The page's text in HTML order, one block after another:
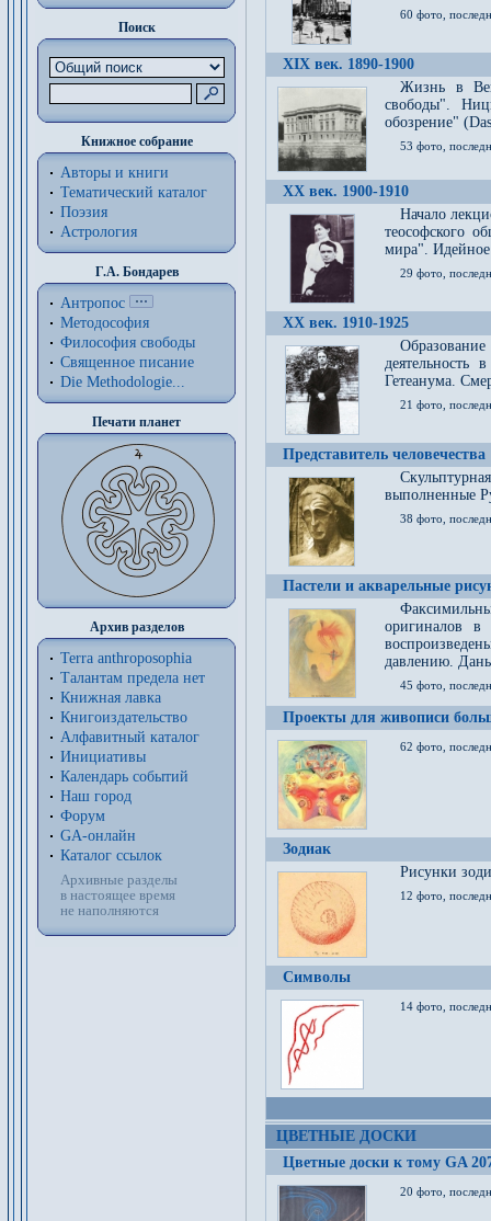
Поиск
Книжное собрание
Авторы и книги
Тематический каталог
Поэзия
Астрология
Г.А. Бондарев
Антропос
Методософия
Философия cвободы
Священное писание
Die Methodologie...
Печати планет
Архив разделов
Terra anthroposophia
Талантам предела нет
Книжная лавка
Книгоиздательство
Алфавитный каталог
Инициативы
Календарь событий
Наш город
Форум
GA-онлайн
Каталог ссылок
Архивные разделы
в настоящее время
не наполняются
60 фото,
XIX век. 1890-1900
Жизнь в
свободы".
обозрение"
53 фото,
XX век. 1900-1910
Начало
теософского
мира". Идейное
29 фото,
XX век. 1910-1925
Образование
деятельность
Гетеанума.
21 фото,
Представитель человечества
выполненные
38 фото,
Пастели и акварельные
оригиналов
давлению.
45 фото,
Проекты для живописи
62 фото,
Зодиак
Рисунки
12 фото,
Символы
14 фото,
ЦВЕТНЫЕ ДОСКИ
Цветные доски к тому GA
20 фото,